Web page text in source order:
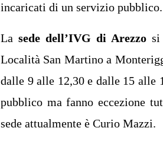
incaricati di un servizio pubblico.
La sede dell’IVG di Arezzo si
Località San Martino a
dalle 9 alle 12,30 e dalle 15 alle
pubblico ma fanno eccezione
sede attualmente è Curio Mazzi.